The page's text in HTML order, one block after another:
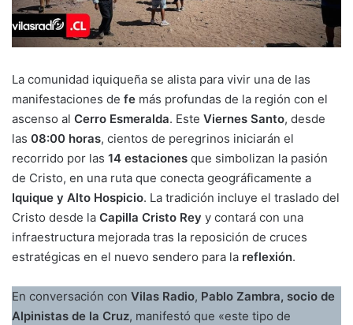
La comunidad iquiqueña se alista para vivir una de las
manifestaciones de fe más profundas de la región con el
ascenso al Cerro Esmeralda. Este Viernes Santo, desde
las 08:00 horas, cientos de peregrinos iniciarán el
recorrido por las 14 estaciones que simbolizan la pasión
de Cristo, en una ruta que conecta geográficamente a
Iquique y Alto Hospicio. La tradición incluye el traslado del
Cristo desde la Capilla Cristo Rey y contará con una
infraestructura mejorada tras la reposición de cruces
estratégicas en el nuevo sendero para la reflexión.
En conversación con Vilas Radio, Pablo Zambra, socio de
Alpinistas de la Cruz, manifestó que «este tipo de